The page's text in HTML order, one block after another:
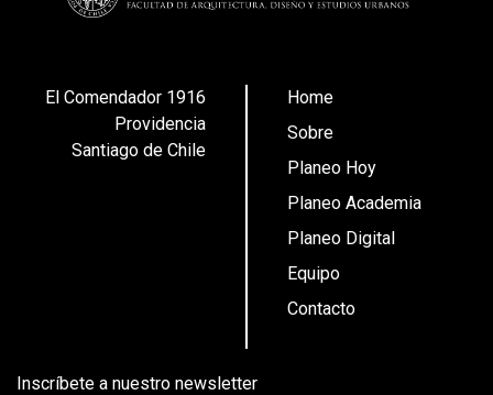
El Comendador 1916
Providencia
Santiago de Chile
Home
Sobre
Planeo Hoy
Planeo Academia
Planeo Digital
Equipo
Contacto
Inscríbete a nuestro newsletter